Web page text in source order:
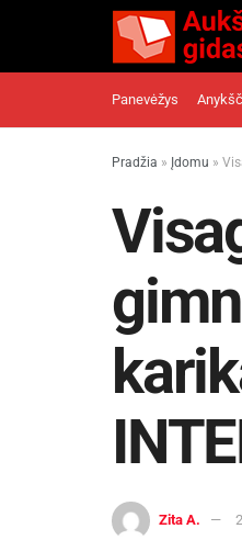
Panevėžys
Pradžia » Įdomu »
Zita A.